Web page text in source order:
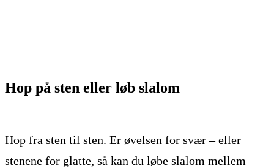
Hop på sten eller løb slalom
Hop fra sten til sten. Er øvelsen for svær – eller
stenene for glatte, så kan du løbe slalom mellem